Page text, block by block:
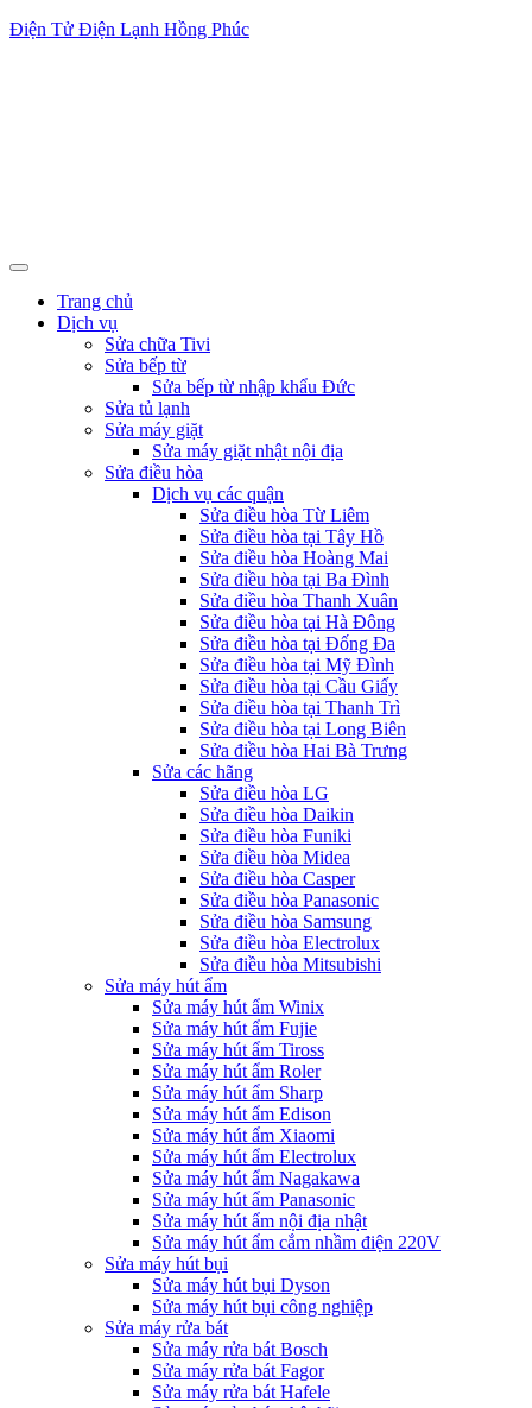
Điện Tử Điện Lạnh Hồng Phúc
Trang chủ
Dịch vụ
Sửa chữa Tivi
Sửa bếp từ
Sửa bếp từ nhập khẩu Đức
Sửa tủ lạnh
Sửa máy giặt
Sửa máy giặt nhật nội địa
Sửa điều hòa
Dịch vụ các quận
Sửa điều hòa Từ Liêm
Sửa điều hòa tại Tây Hồ
Sửa điều hòa Hoàng Mai
Sửa điều hòa tại Ba Đình
Sửa điều hòa Thanh Xuân
Sửa điều hòa tại Hà Đông
Sửa điều hòa tại Đống Đa
Sửa điều hòa tại Mỹ Đình
Sửa điều hòa tại Cầu Giấy
Sửa điều hòa tại Thanh Trì
Sửa điều hòa tại Long Biên
Sửa điều hòa Hai Bà Trưng
Sửa các hãng
Sửa điều hòa LG
Sửa điều hòa Daikin
Sửa điều hòa Funiki
Sửa điều hòa Midea
Sửa điều hòa Casper
Sửa điều hòa Panasonic
Sửa điều hòa Samsung
Sửa điều hòa Electrolux
Sửa điều hòa Mitsubishi
Sửa máy hút ẩm
Sửa máy hút ẩm Winix
Sửa máy hút ẩm Fujie
Sửa máy hút ẩm Tiross
Sửa máy hút ẩm Roler
Sửa máy hút ẩm Sharp
Sửa máy hút ẩm Edison
Sửa máy hút ẩm Xiaomi
Sửa máy hút ẩm Electrolux
Sửa máy hút ẩm Nagakawa
Sửa máy hút ẩm Panasonic
Sửa máy hút ẩm nội địa nhật
Sửa máy hút ẩm cắm nhầm điện 220V
Sửa máy hút bụi
Sửa máy hút bụi Dyson
Sửa máy hút bụi công nghiệp
Sửa máy rửa bát
Sửa máy rửa bát Bosch
Sửa máy rửa bát Fagor
Sửa máy rửa bát Hafele